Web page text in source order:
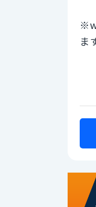
ま